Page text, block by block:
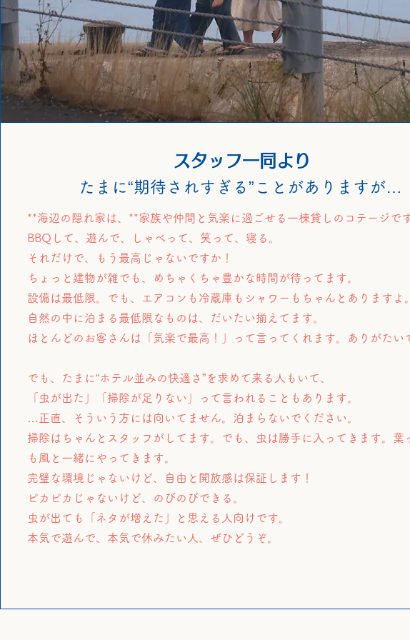
​スタッフ一同より
たまに“期待されすぎる”ことがありますが…
**海辺の隠れ家は、**家族や仲間と気楽に過ごせる一棟貸しのコテージです
BBQして、遊んで、しゃべって、笑って、寝る。
それだけで、もう最高じゃないですか！
ちょっと建物が雑でも、めちゃくちゃ豊かな時間が待ってます。
設備は最低限。でも、エアコンも冷蔵庫もシャワーもちゃんとありますよ。
自然の中に泊まる最低限なものは、だいたい揃えてます。
ほとんどのお客さんは「気楽で最高！」って言ってくれます。ありがたい
でも、たまに“ホテル並みの快適さ”を求めて来る人もいて、
「虫が出た」「掃除が足りない」って言われることもあります。
…正直、そういう方には向いてません。泊まらないでください。
掃除はちゃんとスタッフがしてます。でも、虫は勝手に入ってきます。葉
も風と一緒にやってきます。
完璧な環境じゃないけど、自由と開放感は保証します！
ピカピカじゃないけど、のびのびできる。
虫が出ても「ネタが増えた」と思える人向けです。
本気で遊んで、本気で休みたい人、ぜひどうぞ。